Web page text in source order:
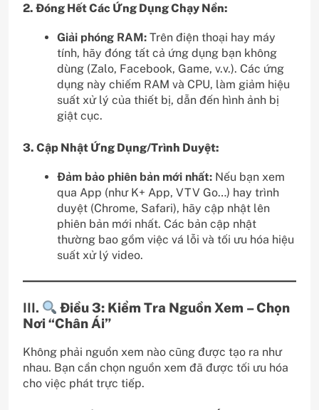
2. Đóng Hết Các Ứng Dụng Chạy Nền:
Giải phóng RAM: Trên điện thoại hay máy
tính, hãy đóng tất cả ứng dụng bạn không
dùng (Zalo, Facebook, Game, v.v.). Các ứng
dụng này chiếm RAM và CPU, làm giảm hiệu
suất xử lý của thiết bị, dẫn đến hình ảnh bị
giật cục.
3. Cập Nhật Ứng Dụng/Trình Duyệt:
Đảm bảo phiên bản mới nhất: Nếu bạn xem
qua App (như K+ App, VTV Go…) hay trình
duyệt (Chrome, Safari), hãy cập nhật lên
phiên bản mới nhất. Các bản cập nhật
thường bao gồm việc vá lỗi và tối ưu hóa hiệu
suất xử lý video.
III.
Điều 3: Kiểm Tra Nguồn Xem – Chọn
Nơi “Chân Ái”
Không phải nguồn xem nào cũng được tạo ra như
nhau. Bạn cần chọn nguồn xem đã được tối ưu hóa
cho việc phát trực tiếp.